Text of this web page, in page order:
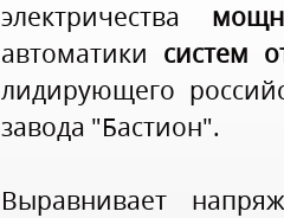
электричества
автоматики систем
лидирующего
завода "Бастион".
Выравнивает